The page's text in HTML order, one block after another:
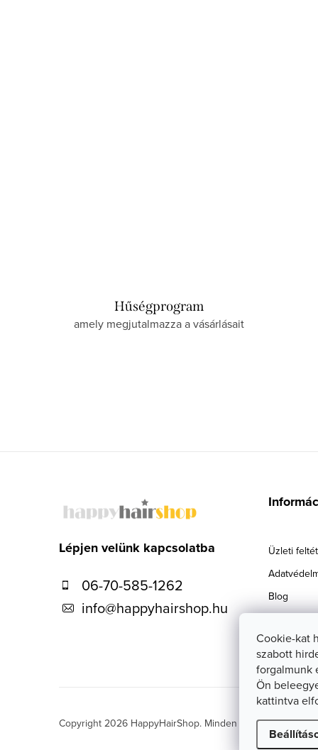
Cookie-kat
szabott
forgalmunk
Ön
kattintva
Hűségprogram
amely megjutalmazza a vásárlásait
Lépjen velünk kapcsolatba
06-70-585-1262
info@happyhairshop.hu
Üzleti
Blog
Kapcsolat
Copyright 2026 HappyHairShop. Minden jog fenntartva.